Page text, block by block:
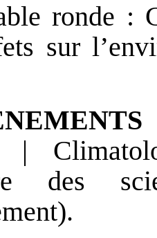
ronde :
sur
|
des